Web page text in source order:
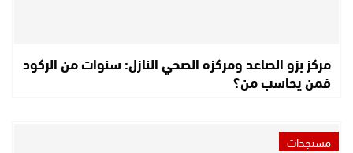
مركز بزو الصاعد ومركزه الصحي النازل: سنوات من الركود
فمن يحاسب من؟
مستجدات